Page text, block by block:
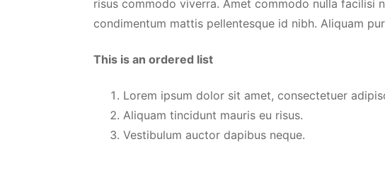
risus commodo viverra. Amet commodo nulla facilisi
condimentum mattis pellentesque id nibh. Aliquam
This is an ordered list
Lorem ipsum dolor sit amet, consectetuer
Aliquam tincidunt mauris eu risus.
Vestibulum auctor dapibus neque.